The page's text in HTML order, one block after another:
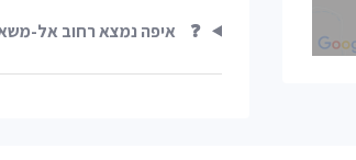
❓ איפה נמצא רחוב אל-משאהד סמ7